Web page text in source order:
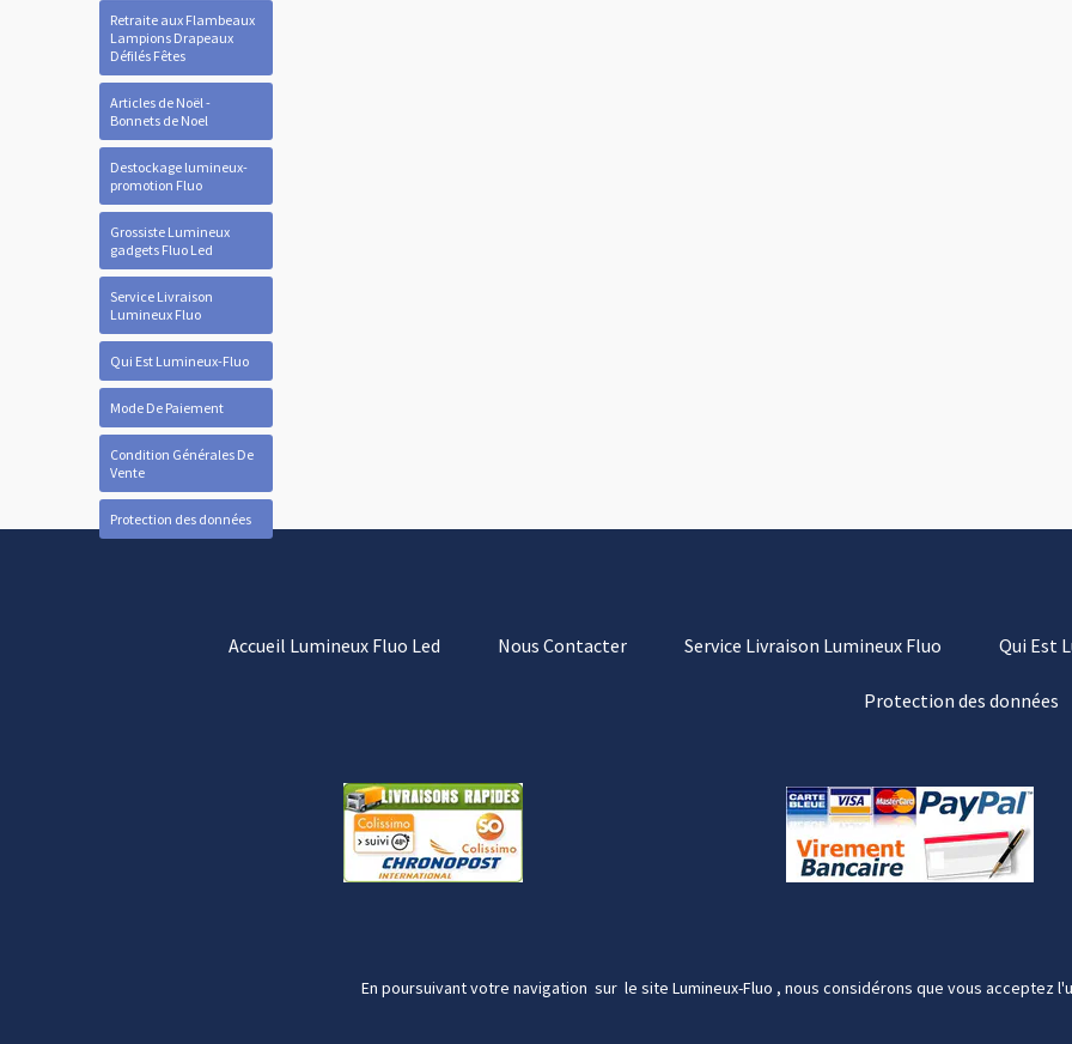
Retraite aux Flambeaux
Lampions Drapeaux
Défilés Fêtes
Articles de Noël -
Bonnets de Noel
Destockage lumineux-
promotion Fluo
Grossiste Lumineux
gadgets Fluo Led
Service Livraison
Lumineux Fluo
Qui Est Lumineux-Fluo
Mode De Paiement
Condition Générales De
Vente
Protection des données
Accueil Lumineux Fluo Led Nous Contacter Service Livraison Lumineux Fluo Qui Est
Protection des données
En poursuivant votre navigation sur le site Lumineux-Fluo , nous considérons que vous acceptez